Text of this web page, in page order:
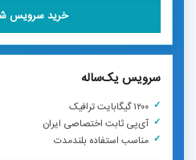
خرید سرویس
سرویس یک‌ساله
۱۲۰۰ گیگابایت ترافیک
آی‌پی ثابت اختصاصی ایران
مناسب استفاده بلندمدت